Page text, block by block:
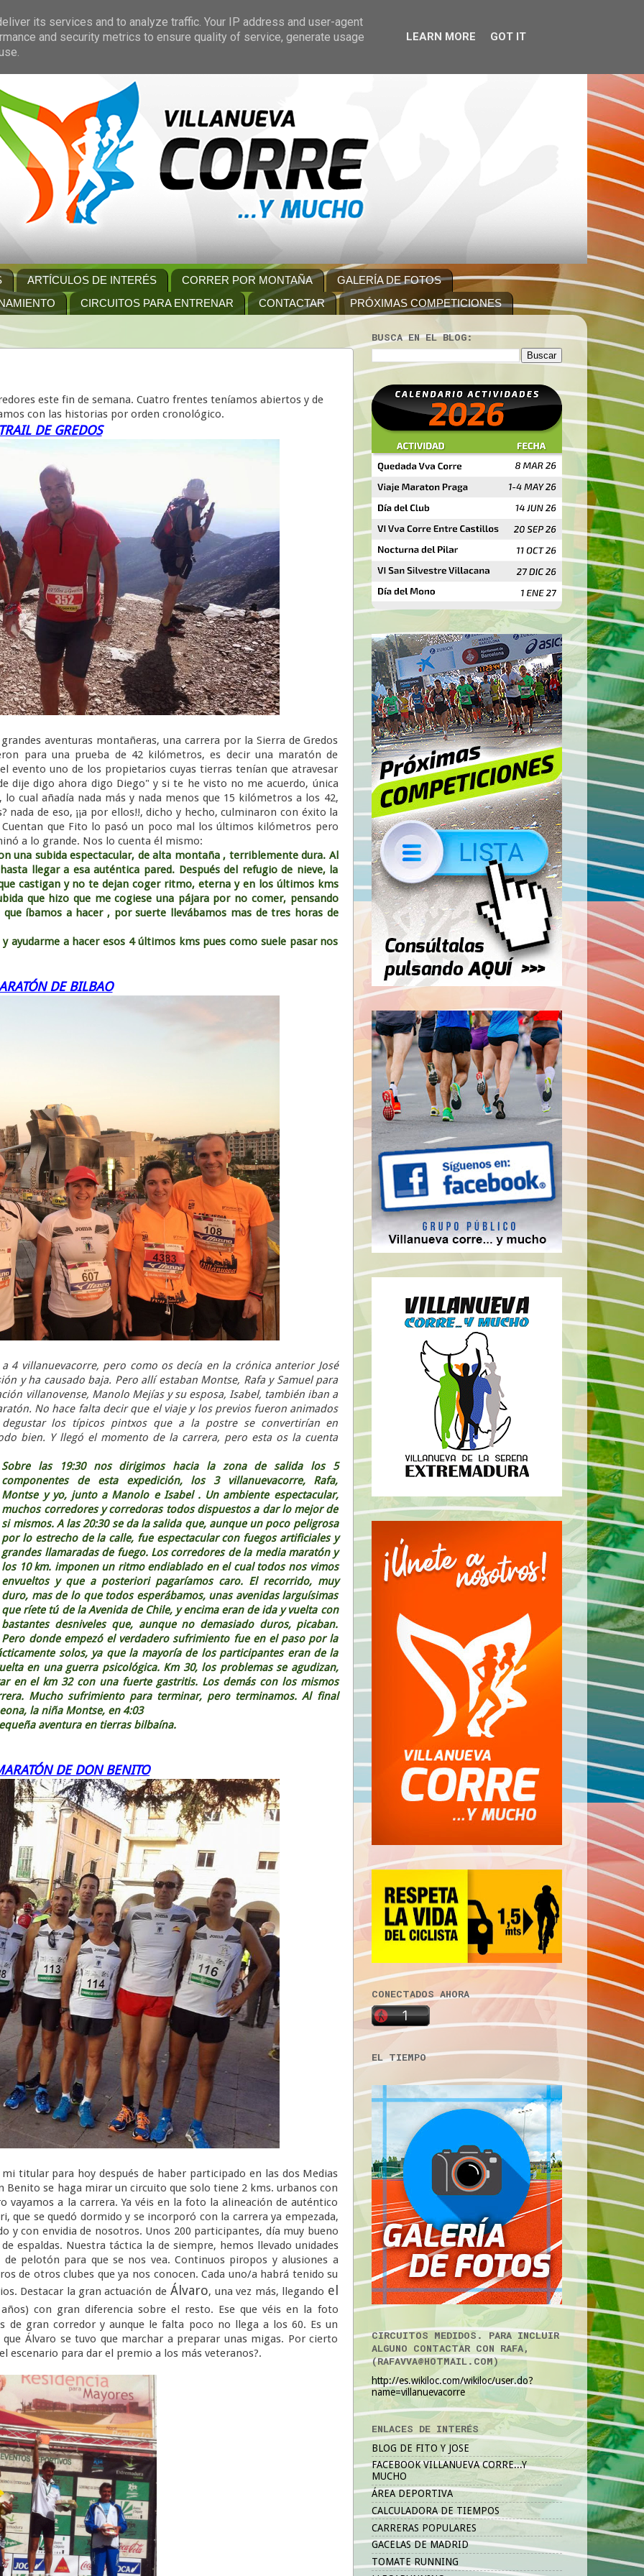
ARTÍCULOS DE INTERÉS CORRER POR MONTAÑA
GALERÍA DE FOTOS
CIRCUITOS PARA ENTRENAR CONTACTAR PRÓXIMAS COMPETICIONES
este fin de semana. Cuatro frentes teníamos abiertos y de
con las historias por orden cronológico.
DE GREDOS
aventuras montañeras, una carrera por la Sierra de Gredos
para una prueba de 42 kilómetros, es decir una maratón de
evento uno de los propietarios cuyas tierras tenían que atravesar
dije digo ahora digo Diego" y si te he visto no me acuerdo, única
cual añadía nada más y nada menos que 15 kilómetros a los 42,
nada de eso, ¡¡a por ellos!!, dicho y hecho, culminaron con éxito la
que Fito lo pasó un poco mal los últimos kilómetros pero
a lo grande. Nos lo cuenta él mismo:
una subida espectacular, de alta montaña , terriblemente dura. Al
llegar a esa auténtica pared. Después del refugio de nieve, la
castigan y no te dejan coger ritmo, eterna y en los últimos kms
que hizo que me cogiese una pájara por no comer, pensando
íbamos a hacer , por suerte llevábamos mas de tres horas de
a hacer esos 4 últimos kms pues como suele pasar nos
DE BILBAO
4 villanuevacorre, pero como os decía en la crónica anterior José
y ha causado baja. Pero allí estaban Montse, Rafa y Samuel para
villanovense, Manolo Mejías y su esposa, Isabel, también iban a
No hace falta decir que el viaje y los previos fueron animados
los típicos pintxos que a la postre se convertirían en
bien. Y llegó el momento de la carrera, pero esta os la cuenta
Sobre las 19:30 nos dirigimos hacia la zona de salida los 5
componentes de esta expedición, los 3 villanuevacorre, Rafa,
Montse y yo, junto a Manolo e Isabel . Un ambiente espectacular,
muchos corredores y corredoras todos dispuestos a dar lo mejor de
si mismos. A las 20:30 se da la salida que, aunque un poco peligrosa
por lo estrecho de la calle, fue espectacular con fuegos artificiales y
grandes llamaradas de fuego. Los corredores de la media maratón y
los 10 km. imponen un ritmo endiablado en el cual todos nos vimos
envueltos y que a posteriori pagaríamos caro. El recorrido, muy
duro, mas de lo que todos esperábamos, unas avenidas larguísimas
que ríete tú de la Avenida de Chile, y encima eran de ida y vuelta con
bastantes desniveles que, aunque no demasiado duros, picaban.
Pero donde empezó el verdadero sufrimiento fue en el paso por la
solos, ya que la mayoría de los participantes eran de la
en una guerra psicológica. Km 30, los problemas se agudizan,
en el km 32 con una fuerte gastritis. Los demás con los mismos
Mucho sufrimiento para terminar, pero terminamos. Al final
la niña Montse, en 4:03
aventura en tierras bilbaína.
DE DON BENITO
titular para hoy después de haber participado en las dos Medias
Benito se haga mirar un circuito que solo tiene 2 kms. urbanos con
vayamos a la carrera. Ya véis en la foto la alineación de auténtico
que se quedó dormido y se incorporó con la carrera ya empezada,
y con envidia de nosotros. Unos 200 participantes, día muy bueno
espaldas. Nuestra táctica la de siempre, hemos llevado unidades
pelotón para que se nos vea. Continuos piropos y alusiones a
de otros clubes que ya nos conocen. Cada uno/a habrá tenido su
Destacar la gran actuación deÁlvaro, una vez más, llegando el
con gran diferencia sobre el resto. Ese que véis en la foto
gran corredor y aunque le falta poco no llega a los 60. Es un
Álvaro se tuvo que marchar a preparar unas migas. Por cierto
escenario para dar el premio a los más veteranos?.
BUSCA EN EL BLOG:
CONECTADOS AHORA
EL TIEMPO
CIRCUITOS MEDIDOS. PARA INCLUIR
ALGUNO CONTACTAR CON RAFA,
(RAFAVVA@HOTMAIL.COM)
http://es.wikiloc.com/wikiloc/user.do?
name=villanuevacorre
ENLACES DE INTERÉS
BLOG DE FITO Y JOSE
FACEBOOK VILLANUEVA CORRE...Y
MUCHO
ÁREA DEPORTIVA
CALCULADORA DE TIEMPOS
CARRERAS POPULARES
GACELAS DE MADRID
TOMATE RUNNING
its services and to analyze traffic. Your IP address and user-agent
and security metrics to ensure quality of service, generate usage
LEARN MORE GOT IT